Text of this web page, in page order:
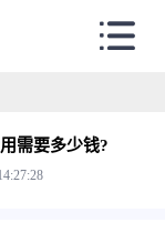
需要多少钱?